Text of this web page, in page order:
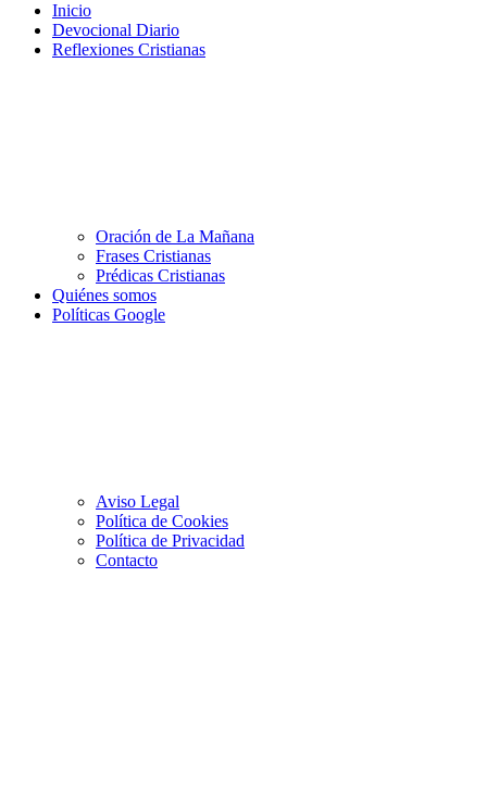
Inicio
Devocional Diario
Reflexiones Cristianas
Oración de La Mañana
Frases Cristianas
Prédicas Cristianas
Quiénes somos
Políticas Google
Aviso Legal
Política de Cookies
Política de Privacidad
Contacto